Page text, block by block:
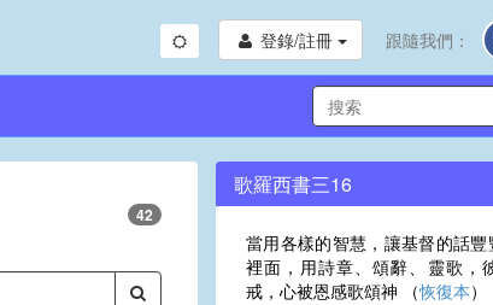
登錄/註冊 跟隨我們：
42
歌羅西書三16
當用各樣的智慧，讓基督的話
裡面，用詩章、頌辭、靈歌，
戒，心被恩感歌頌神 （恢復本）